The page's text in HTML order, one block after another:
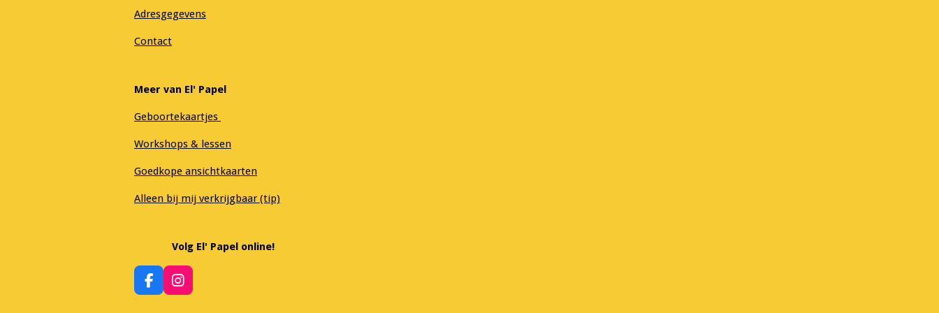
Adresgegevens
Contact
Meer van El' Papel
Geboortekaartjes
Workshops & lessen
Goedkope ansichtkaarten
Alleen bij mij verkrijgbaar (tip)
Volg El' Papel online!
F
a
I
n